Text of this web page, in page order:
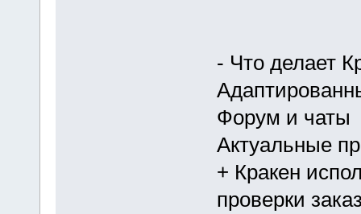
- Что делает
Форум и чаты
Актуальные
+ Кракен
проверки